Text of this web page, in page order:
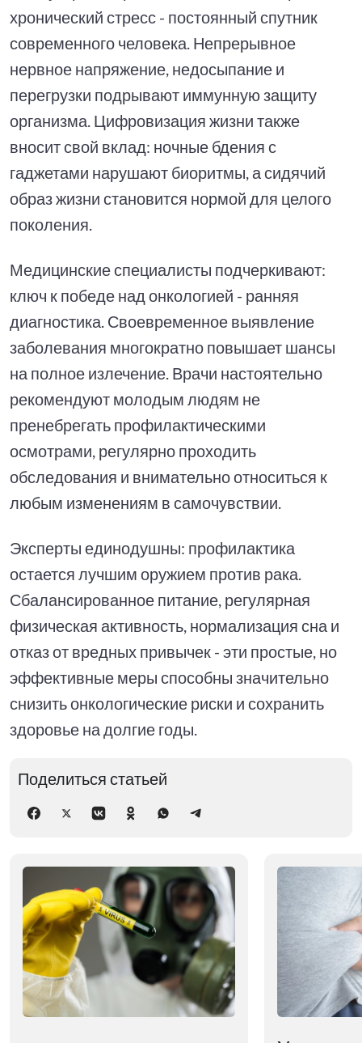
хронический стресс - постоянный спутник
современного человека. Непрерывное
нервное напряжение, недосыпание и
перегрузки подрывают иммунную защиту
организма. Цифровизация жизни также
вносит свой вклад: ночные бдения с
гаджетами нарушают биоритмы, а сидячий
образ жизни становится нормой для целого
поколения.
Медицинские специалисты подчеркивают:
ключ к победе над онкологией - ранняя
диагностика. Своевременное выявление
заболевания многократно повышает шансы
на полное излечение. Врачи настоятельно
рекомендуют молодым людям не
пренебрегать профилактическими
осмотрами, регулярно проходить
обследования и внимательно относиться к
любым изменениям в самочувствии.
Эксперты единодушны: профилактика
остается лучшим оружием против рака.
Сбалансированное питание, регулярная
физическая активность, нормализация сна и
отказ от вредных привычек - эти простые, но
эффективные меры способны значительно
снизить онкологические риски и сохранить
здоровье на долгие годы.
Поделиться статьей